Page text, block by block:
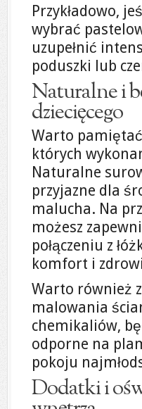
Przykładowo,
wybrać
uzupełnić
poduszki lub
Naturalne i
dziecięcego
Warto
których
Naturalne
przyjazne dla
malucha. Na
możesz
połączeniu z
komfort i
Warto również
malowania
chemikaliów,
odporne na
pokoju
Dodatki i